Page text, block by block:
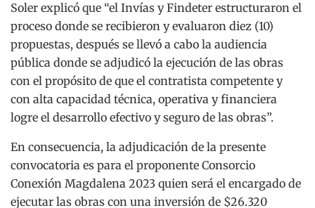
Soler explicó que “el Invías y Findeter estructuraron el
proceso donde se recibieron y evaluaron diez (10)
propuestas, después se llevó a cabo la audiencia
pública donde se adjudicó la ejecución de las obras
con el propósito de que el contratista competente y
con alta capacidad técnica, operativa y financiera
logre el desarrollo efectivo y seguro de las obras”.
En consecuencia, la adjudicación de la presente
convocatoria es para el proponente Consorcio
Conexión Magdalena 2023 quien será el encargado de
ejecutar las obras con una inversión de $26.320